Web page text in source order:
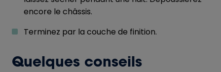
encore le châssis.
Terminez par la couche de finition.
Quelques conseils